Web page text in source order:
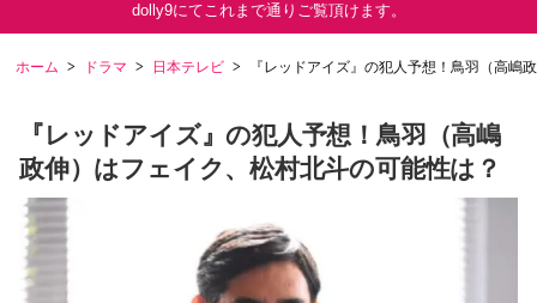
dolly9にてこれまで通りご覧頂けます。
ホーム ドラマ 日本テレビ 『レッドアイズ』の犯人予想！鳥羽（高嶋
『レッドアイズ』の犯人予想！鳥羽（高嶋
政伸）はフェイク、松村北斗の可能性は？